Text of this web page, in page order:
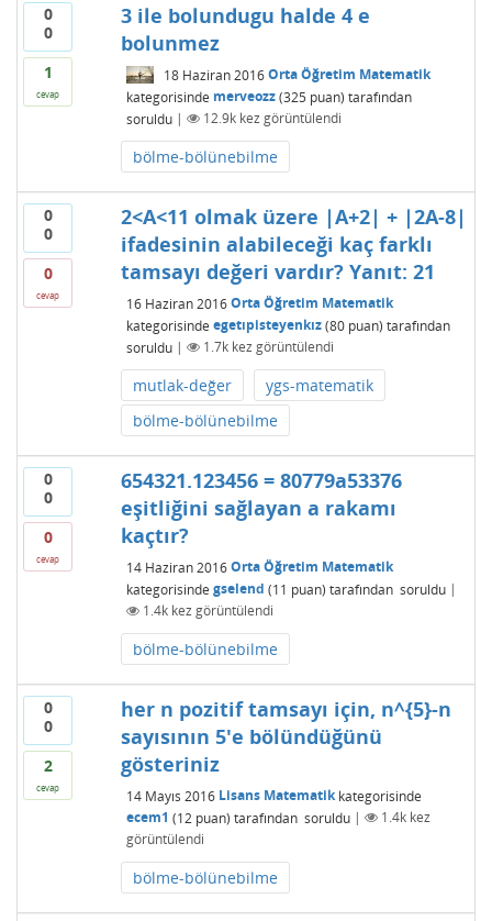
0
0
1
cevap
3 ile bolundugu halde 4 e
bolunmez
18 Haziran 2016 Orta Öğretim Matematik
kategorisinde merveozz (325 puan) tarafından
soruldu | 12.9kkez görüntülendi
bölme-bölünebilme
0
0
0
cevap
2<A<11 olmak üzere |A+2| + |2A-8|
ifadesinin alabileceği kaç farklı
tamsayı değeri vardır? Yanıt: 21
16 Haziran 2016 Orta Öğretim Matematik
kategorisinde egetıpisteyenkız (80puan) tarafından
soruldu | 1.7kkez görüntülendi
mutlak-değer
ygs-matematik
bölme-bölünebilme
0
0
0
cevap
654321.123456 = 80779a53376
eşitliğini sağlayan a rakamı
kaçtır?
14 Haziran 2016 Orta Öğretim Matematik
kategorisinde gselend (11 puan) tarafından soruldu |
1.4kkez görüntülendi
bölme-bölünebilme
0
0
2
cevap
her n pozitif tamsayı için, n^{5}-n
sayısının 5'e bölündüğünü
gösteriniz
14 Mayıs 2016 Lisans Matematikkategorisinde
ecem1 (12puan) tarafından soruldu | 1.4kkez
görüntülendi
bölme-bölünebilme